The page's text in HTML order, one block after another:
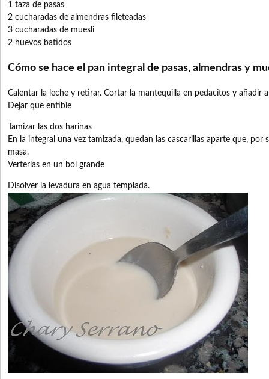
1 taza de pasas
2 cucharadas de almendras fileteadas
3 cucharadas de muesli
2 huevos batidos
Cómo se hace el pan integral de pasas, almendras y
Calentar la leche y retirar. Cortar la mantequilla en pedacitos y añadir
Dejar que entibie
Tamizar las dos harinas
En la integral una vez tamizada, quedan las cascarillas aparte que, por
masa.
Verterlas en un bol grande
Disolver la levadura en agua templada.